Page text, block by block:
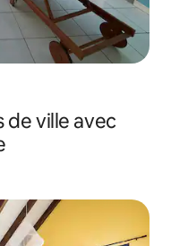
de ville avec